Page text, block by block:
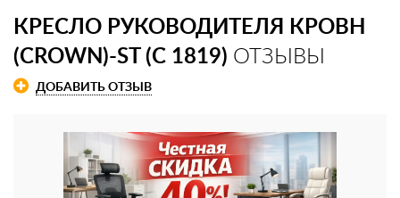
КРЕСЛО РУКОВОДИТЕЛЯ КРОВН
(CROWN)-ST (С 1819) ОТЗЫВЫ
ДОБАВИТЬ ОТЗЫВ